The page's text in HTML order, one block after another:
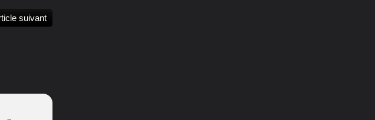
suivant